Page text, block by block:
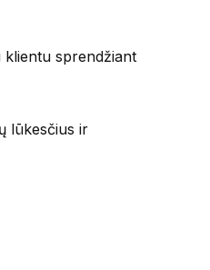
klientu sprendžiant
lūkesčius ir